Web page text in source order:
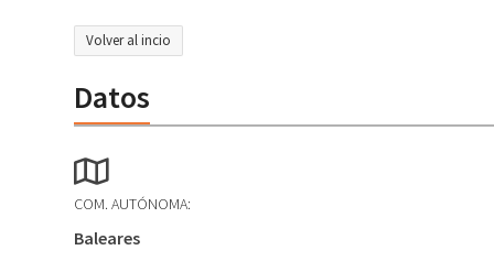
Volver al incio
Datos
COM. AUTÓNOMA:
Baleares